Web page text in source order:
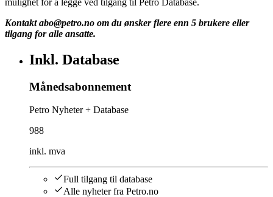
Kontakt abo@petro.no om du ønsker flere enn 5 brukere eller
tilgang for alle ansatte.
Inkl. Database
Månedsabonnement
Petro Nyheter + Database
988
inkl. mva
Full tilgang til database
Alle nyheter fra Petro.no